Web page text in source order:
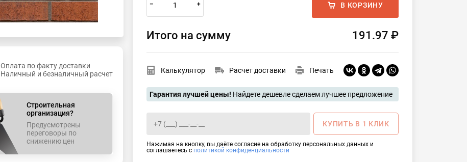
Оплата по факту доставки
Наличный и безналичный расчет
Строительная
организация?
Предусмотрены
переговоры по
снижению цен
– + В КОРЗИНУ
Итого на сумму 191.97 ₽
Калькулятор Расчет доставки Печать
Гарантия лучшей цены! Найдете дешевле сделаем лучшее предложение
КУПИТЬ В 1 КЛИК
Нажимая на кнопку, вы даёте согласие на обработку персональных данных и
соглашаетесь с политикой конфиденциальности